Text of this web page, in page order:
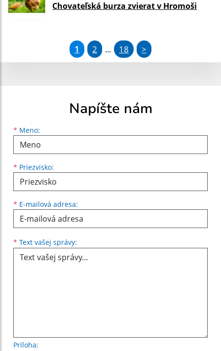
Chovateľská burza zvierat v Hromoši
1 2 ... 18 >
Napíšte nám
* Meno:
Meno
* Priezvisko:
Priezvisko
* E-mailová adresa:
E-mailová adresa
* Text vašej správy:
Príloha: